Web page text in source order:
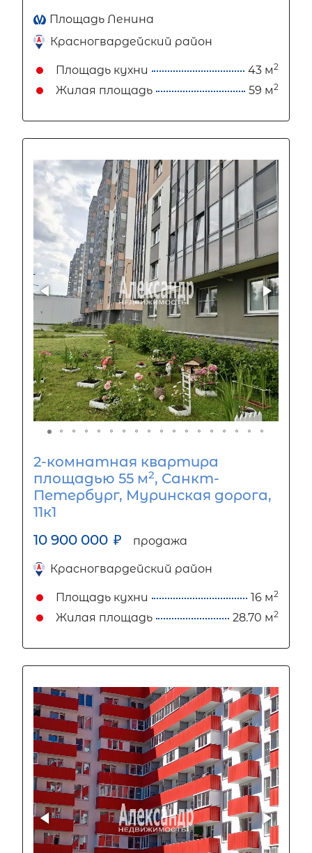
Площадь Ленина
Красногвардейский район
Площадь кухни 43 м2
Жилая площадь 59 м2
2-комнатная квартира
площадью 55 м2, Санкт-
Петербург, Муринская дорога,
11к1
10 900 000 ₽ продажа
Красногвардейский район
Площадь кухни 16 м2
Жилая площадь 28.70 м2